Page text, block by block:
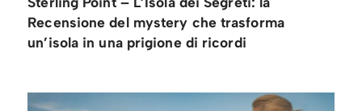
Recensione del mystery che trasforma
un’isola in una prigione di ricordi